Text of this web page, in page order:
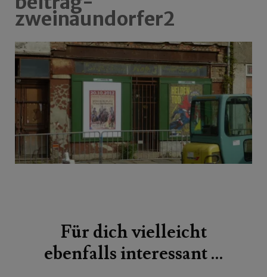
zweinaundorfer2
Für dich vielleicht
ebenfalls interessant …